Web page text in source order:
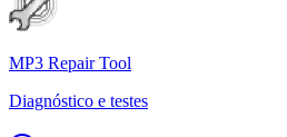
MP3 Repair Tool
Diagnóstico e testes